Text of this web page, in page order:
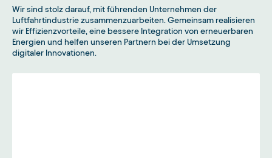
Wir sind stolz darauf, mit führenden Unternehmen der
Luftfahrtindustrie zusammenzuarbeiten. Gemeinsam realisieren
wir Effizienzvorteile, eine bessere Integration von erneuerbaren
Energien und helfen unseren Partnern bei der Umsetzung
digitaler Innovationen.